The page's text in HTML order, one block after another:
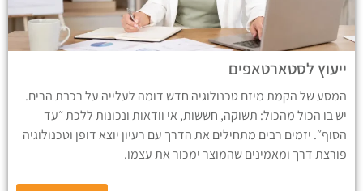
ייעוץ לסטארטאפים
המסע של הקמת מיזם טכנולוגיה חדש דומה לעלייה על רכבת הרים.
יש בו הכול מהכול: תשוקה, חששות, אי וודאות ונכונות ללכת ״עד
הסוף״. יזמים רבים מתחילים את הדרך עם רעיון יוצא דופן וטכנולוגיה
פורצת דרך ומאמינים שהמוצר ימכור את עצמו.